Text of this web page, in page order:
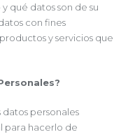
qué datos son de su
con fines
y servicios que
personales
para hacerlo de